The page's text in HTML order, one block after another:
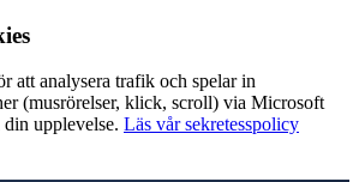
att analysera trafik och spelar in
(musrörelser, klick, scroll) via Microsoft
upplevelse. Läs vår sekretesspolicy